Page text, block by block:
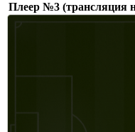
Плеер №3 (трансляция